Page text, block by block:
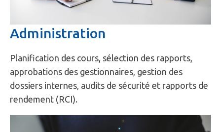
Administration
Planification des cours, sélection des rapports,
approbations des gestionnaires, gestion des
dossiers internes, audits de sécurité et rapports de
rendement (RCI).